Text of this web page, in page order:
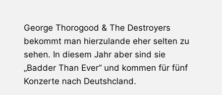
George Thorogood & The Destroyers
bekommt man hierzulande eher selten zu
sehen. In diesem Jahr aber sind sie
„Badder Than Ever“ und kommen für fünf
Konzerte nach Deutshcland.